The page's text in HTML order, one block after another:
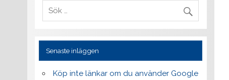
Senaste inläggen
Köp inte länkar om du använder Google